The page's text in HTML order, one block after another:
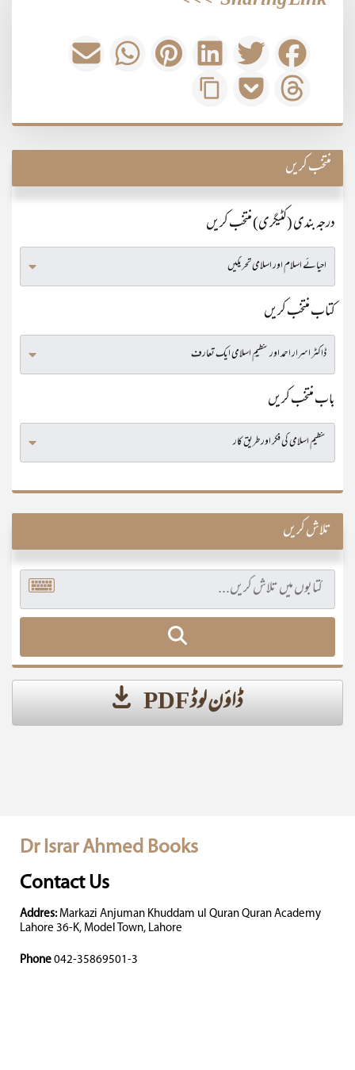
منتخب کریں
درجہ بندی (کٹیگری) منتخب کریں
کتاب منتخب کریں
باب منتخب کریں
تلاش کریں
ڈاؤن لوڈ PDF
Dr Israr Ahmed Books
Contact Us
Addres: Markazi Anjuman Khuddam ul Quran Quran Academy
Lahore 36-K, Model Town, Lahore
Phone 042-35869501-3